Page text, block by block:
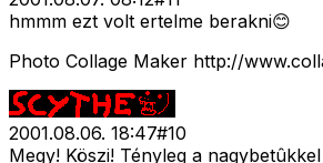
hmmm ezt volt ertelme berakni😊
Photo Collage Maker http://
2001.08.06. 18:47#10
Megy! Köszi! Tényleg a